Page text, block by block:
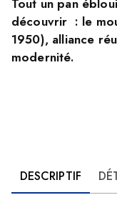
Tout un pan
découvrir : le
1950), alliance
modernité.
DESCRIPTIF